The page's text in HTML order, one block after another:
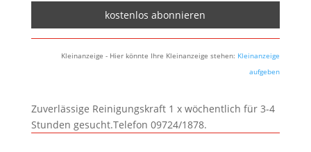
Kleinanzeige - Hier könnte Ihre Kleinanzeige stehen: Kleinanzeige
aufgeben
Zuverlässige Reinigungskraft 1 x wöchentlich für 3-4
Stunden gesucht.Telefon 09724/1878.